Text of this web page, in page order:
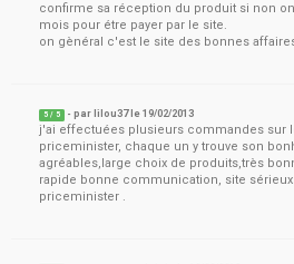
confirme sa réception du produit si non
mois pour étre payer par le site.
on gènéral c'est le site des bonnes
5 / 5 - par lilou37le19/02/2013
j'ai effectuées plusieurs commandes sur
priceminister, chaque un y trouve son
agréables,large choix de produits,très
rapide bonne communication, site
priceminister .